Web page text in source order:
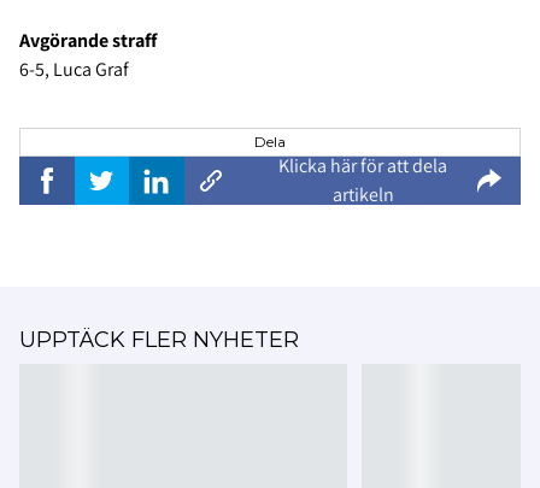
Avgörande straff
6-5, Luca Graf
Dela
Klicka här för att dela
artikeln
UPPTÄCK FLER NYHETER